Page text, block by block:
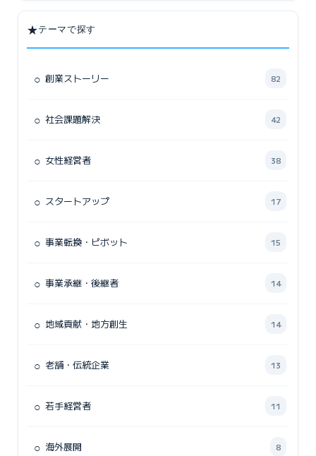
★テーマで探す
○ 創業ストーリー 82
○ 社会課題解決 42
○ 女性経営者 38
○ スタートアップ 17
○ 事業転換・ピボット 15
○ 事業承継・後継者 14
○ 地域貢献・地方創生 14
○ 老舗・伝統企業 13
○ 若手経営者 11
○ 海外展開 8